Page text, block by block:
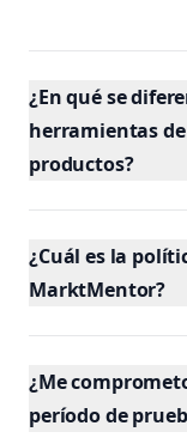
¿En qué se
herramientas
productos?
¿Cuál es la
MarktMentor?
¿Me
período de